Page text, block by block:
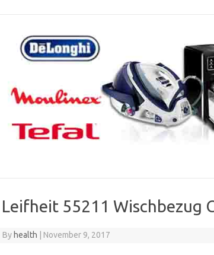
Leifheit 55211 Wischbezug
By health November 9, 2017